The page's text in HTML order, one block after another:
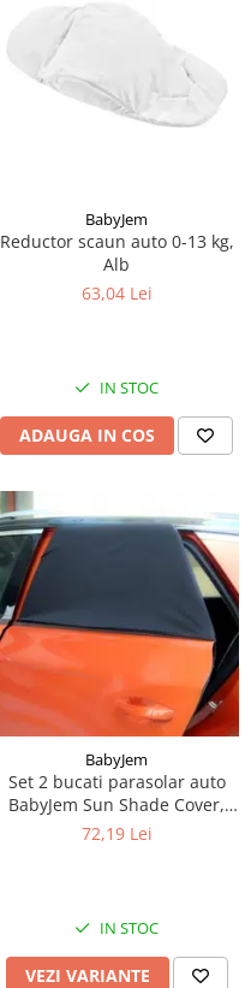
BabyJem
Reductor scaun auto 0-13 kg,
Alb
63,04 Lei
IN STOC
ADAUGA IN COS
BabyJem
Set 2 bucati parasolar auto
BabyJem Sun Shade Cover,
Diverse marimi
72,19 Lei
IN STOC
VEZI VARIANTE